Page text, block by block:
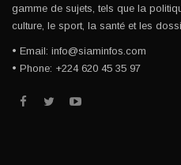
gamme de sujets, tels que la
culture, le sport, la santé et les
• Email: info@siaminfos.com
• Phone: +224 620 45 35 97